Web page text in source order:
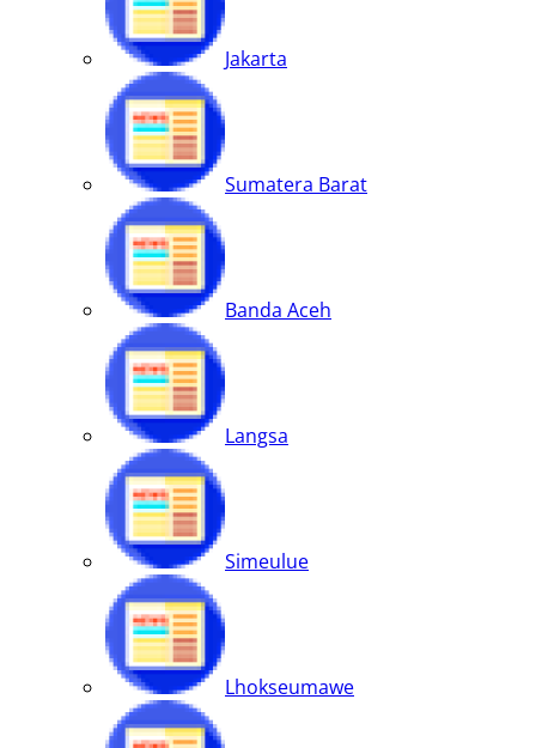
Jakarta
Sumatera Barat
Banda Aceh
Langsa
Simeulue
Lhokseumawe